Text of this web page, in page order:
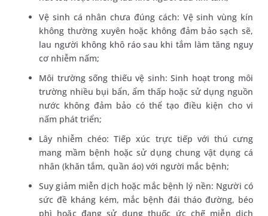
Vệ sinh cá nhân chưa đúng cách: Vệ sinh vùng kín
không thường xuyên hoặc không đảm bảo sạch sẽ,
lau người không khô ráo sau khi tắm làm tăng nguy
cơ nhiễm nấm;
Môi trường sống thiếu vệ sinh: Sinh hoạt trong môi
trường nhiều bụi bẩn, ẩm thấp hoặc sử dụng nguồn
nước không đảm bảo có thể tạo điều kiện cho vi
nấm phát triển;
Lây nhiễm chéo: Tiếp xúc trực tiếp với thú cưng
mang mầm bệnh hoặc sử dụng chung vật dụng cá
nhân (khăn tắm, quần áo) với người mắc bệnh;
Suy giảm miễn dịch hoặc mắc bệnh lý nền: Người có
sức đề kháng kém, mắc bệnh đái tháo đường, béo
phì hoặc đang sử dụng thuốc ức chế miễn dịch